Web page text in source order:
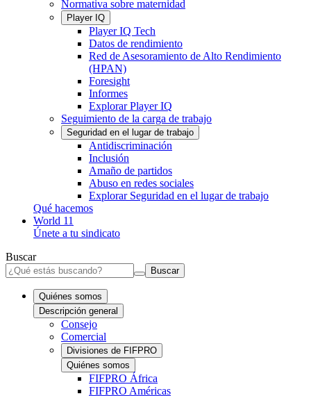
Normativa sobre maternidad
Player IQ
Player IQ Tech
Datos de rendimiento
Red de Asesoramiento de Alto Rendimiento
(HPAN)
Foresight
Informes
Explorar Player IQ
Seguimiento de la carga de trabajo
Seguridad en el lugar de trabajo
Antidiscriminación
Inclusión
Amaño de partidos
Abuso en redes sociales
Explorar Seguridad en el lugar de trabajo
Qué hacemos
World 11
Únete a tu sindicato
Buscar
Buscar
Quiénes somos
Descripción general
Consejo
Comercial
Divisiones de FIFPRO
Quiénes somos
FIFPRO África
FIFPRO Américas